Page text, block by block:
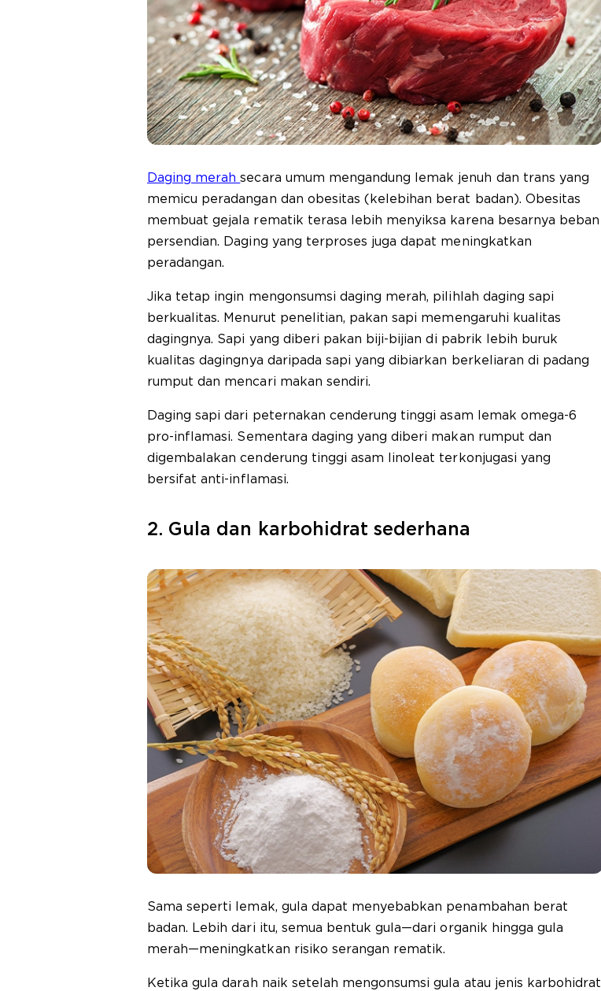
Daging merahsecara umum mengandung lemak jenuh dan trans yang
memicu peradangan dan obesitas (kelebihan berat badan). Obesitas
membuat gejala rematik terasa lebih menyiksa karena besarnya beban
persendian. Daging yang terproses juga dapat meningkatkan
peradangan.
Jika tetap ingin mengonsumsi daging merah, pilihlah daging sapi
berkualitas. Menurut penelitian, pakan sapi memengaruhi kualitas
dagingnya. Sapi yang diberi pakan biji-bijian di pabrik lebih buruk
kualitas dagingnya daripada sapi yang dibiarkan berkeliaran di padang
rumput dan mencari makan sendiri.
Daging sapi dari peternakan cenderung tinggi asam lemak omega-6
pro-inflamasi. Sementara daging yang diberi makan rumput dan
digembalakan cenderung tinggi asam linoleat terkonjugasi yang
bersifat anti-inflamasi.
2. Gula dan karbohidrat sederhana
Sama seperti lemak, gula dapat menyebabkan penambahan berat
badan. Lebih dari itu, semua bentuk gula—dari organik hingga gula
merah—meningkatkan risiko serangan rematik.
Ketika gula darah naik setelah mengonsumsi gula atau jenis karbohidrat